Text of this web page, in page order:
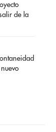
de la